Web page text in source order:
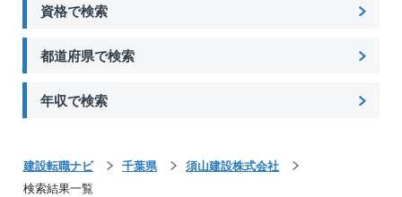
資格で検索
都道府県で検索
年収で検索
建設転職ナビ 千葉県
須山建設株式会社
検索結果一覧